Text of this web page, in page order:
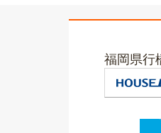
福岡県行